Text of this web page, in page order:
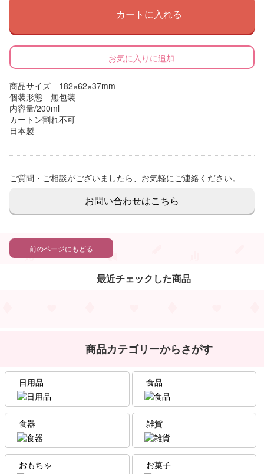
カートに入れる
お気に入りに追加
商品サイズ 182×62×37mm
個装形態 無包装
内容量/200ml
カートン割れ不可
日本製
ご質問・ご相談がございましたら、お気軽にご連絡ください。
お問い合わせはこちら
前のページにもどる
最近チェックした商品
商品カテゴリーからさがす
日用品 食品
食器 雑貨
おもちゃ お菓子